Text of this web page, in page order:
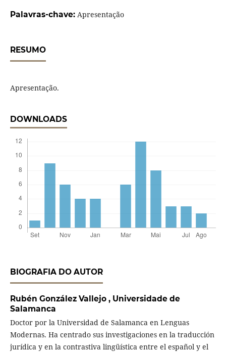
Palavras-chave: Apresentação
RESUMO
Apresentação.
DOWNLOADS
BIOGRAFIA DO AUTOR
Rubén González Vallejo , Universidade de
Salamanca
Doctor por la Universidad de Salamanca en Lenguas
Modernas. Ha centrado sus investigaciones en la traducción
jurídica y en la contrastiva lingüística entre el español y el